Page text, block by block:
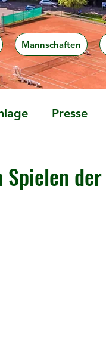
Mannschaften
Presse
der